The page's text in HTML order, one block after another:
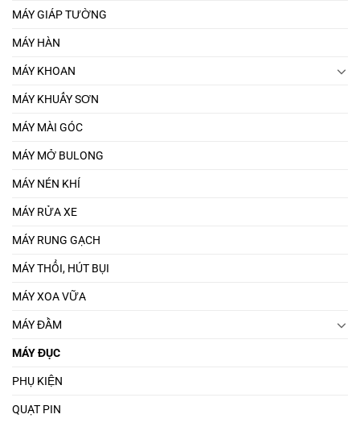
MÁY GIÁP TƯỜNG
MÁY HÀN
MÁY KHOAN
MÁY KHUẤY SƠN
MÁY MÀI GÓC
MÁY MỞ BULONG
MÁY NÉN KHÍ
MÁY RỬA XE
MÁY RUNG GẠCH
MÁY THỔI, HÚT BỤI
MÁY XOA VỮA
MÁY ĐẦM
MÁY ĐỤC
PHỤ KIỆN
QUẠT PIN